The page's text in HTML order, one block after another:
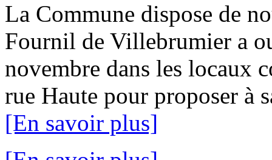
La Commune dispose de
Fournil de Villebrumier a
novembre dans les locaux
rue Haute pour proposer à
[En savoir plus]